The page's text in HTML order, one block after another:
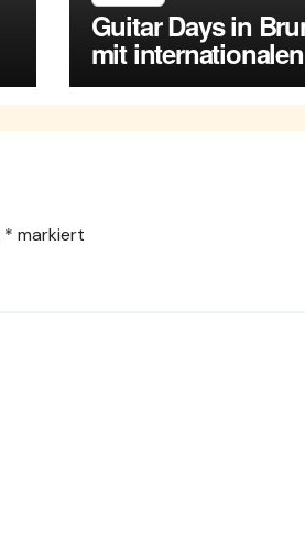
Guitar Days in
mit internationalen
Spitzenmusikern
* markiert